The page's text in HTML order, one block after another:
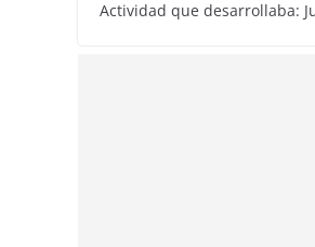
Actividad que desarrollaba: